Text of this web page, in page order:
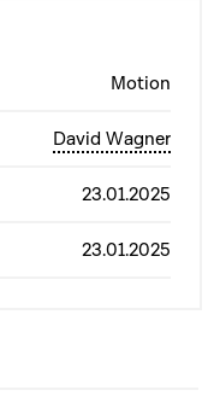
Motion
David Wagner
23.01.2025
23.01.2025